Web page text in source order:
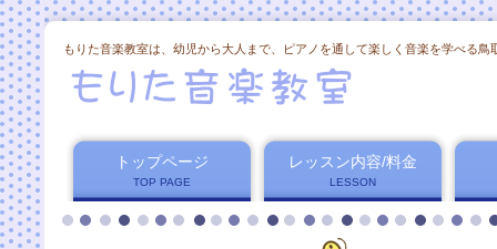
もりた音楽教室は、幼児から大人まで、ピアノを通して楽しく音楽を学べる
トップページ
TOP PAGE
レッスン内容/料金
LESSON